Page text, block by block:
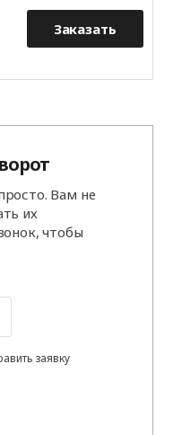
Заказать
Вам не
их
чтобы
заявку